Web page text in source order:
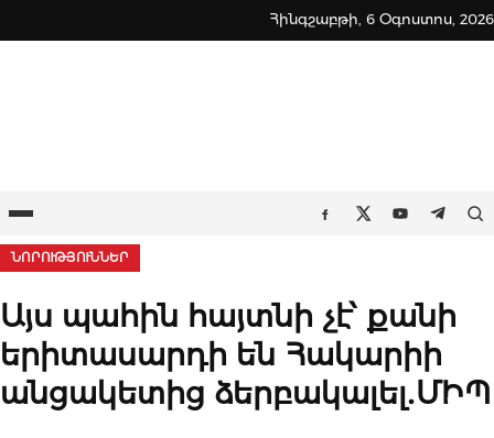
to
Հինգշաբթի, 6 Օգոստոս, 2026
Ընտրացանկ Facebook
TwitterYoutube
ՆՈՐՈՒԹՅՈՒՆՆԵՐ
Այս պահին հայտնի չէ՝ քանի
երիտասարդի են Հակարիի
անցակետից ձերբակալել․ՄԻՊ